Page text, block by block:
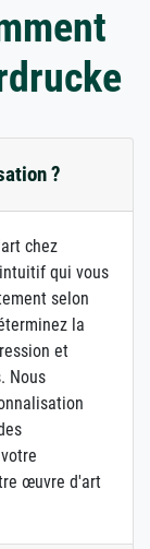
?
chez
qui vous
selon
la
et
Nous
œuvre d'art